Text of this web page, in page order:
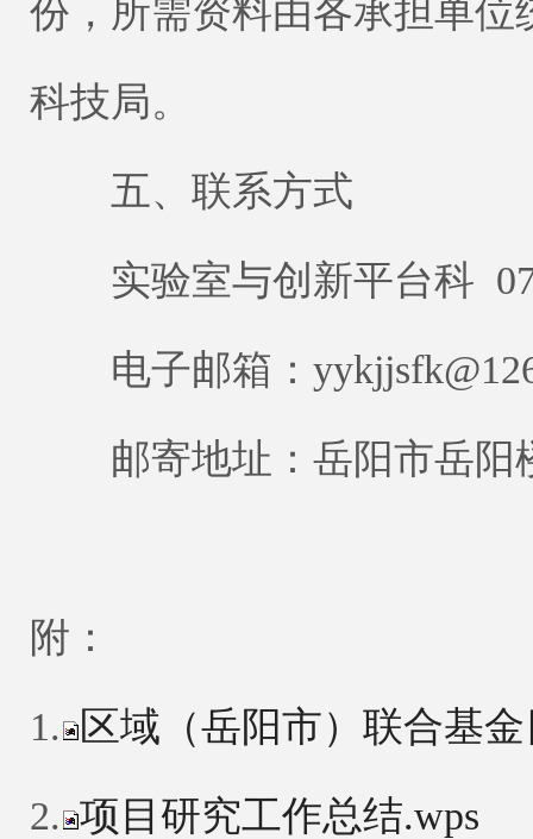
份，所需资料由各承担单位
科技局。
五、联系方式
实验室与创新平台科
电子邮箱：
邮寄地址：岳阳市岳阳
附：
1. 区域（岳阳市）联合基
2. 项目研究工作总结.wps